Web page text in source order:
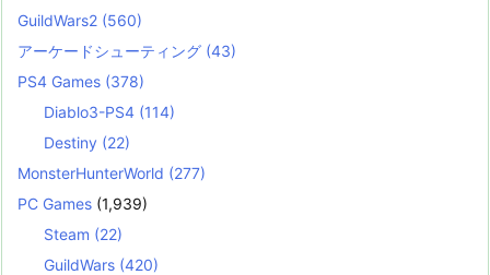
GuildWars2 (560)
アーケードシューティング (43)
PS4 Games (378)
Diablo3-PS4 (114)
Destiny (22)
MonsterHunterWorld (277)
PC Games (1,939)
Steam (22)
GuildWars (420)